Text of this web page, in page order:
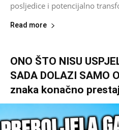
posljedice i potencijalno
Read more
ONO ŠTO NISU
SADA DOLAZI SAMO
znaka konačno